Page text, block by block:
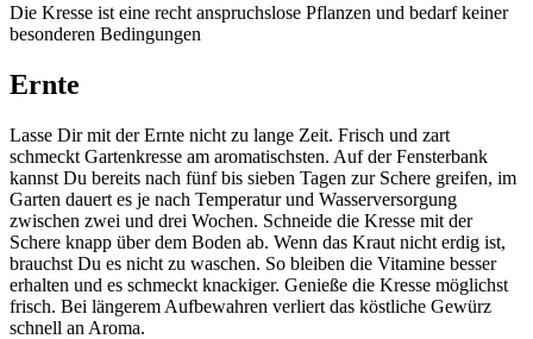
Die Kresse ist eine recht anspruchslose Pflanzen und bedarf keiner
besonderen Bedingungen
Ernte
Lasse Dir mit der Ernte nicht zu lange Zeit. Frisch und zart
schmeckt Gartenkresse am aromatischsten. Auf der Fensterbank
kannst Du bereits nach fünf bis sieben Tagen zur Schere greifen, im
Garten dauert es je nach Temperatur und Wasserversorgung
zwischen zwei und drei Wochen. Schneide die Kresse mit der
Schere knapp über dem Boden ab. Wenn das Kraut nicht erdig ist,
brauchst Du es nicht zu waschen. So bleiben die Vitamine besser
erhalten und es schmeckt knackiger. Genieße die Kresse möglichst
frisch. Bei längerem Aufbewahren verliert das köstliche Gewürz
schnell an Aroma.